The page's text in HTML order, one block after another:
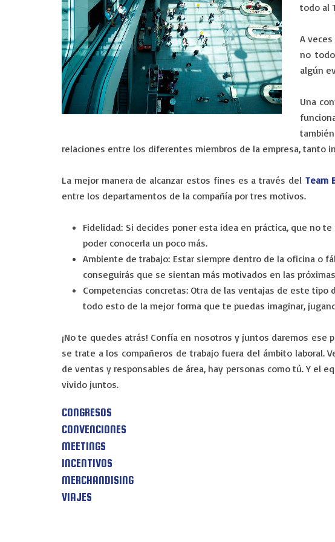
todo al
A
no
algún
Una
relaciones entre los diferentes miembros de la empresa, tanto
La mejor manera de alcanzar estos fines es a través del Team
entre los departamentos de la compañía por tres motivos.
Fidelidad: Si decides poner esta idea en práctica, que no
poder conocerla un poco más.
Ambiente de trabajo: Estar siempre dentro de la oficina o
conseguirás que se sientan más motivados en las
Competencias concretas: Otra de las ventajas de este tipo
todo esto de la mejor forma que te puedas imaginar,
¡No te quedes atrás! Confía en nosotros y juntos daremos
se trate a los compañeros de trabajo fuera del ámbito laboral.
de ventas y responsables de área, hay personas como tú. Y el
vivido juntos.
CONGRESOS
CONVENCIONES
MEETINGS
INCENTIVOS
MERCHANDISING
VIAJES
EV-EVENTOS
En EV - Eventos somos expertos en organizar eventos corporativos,